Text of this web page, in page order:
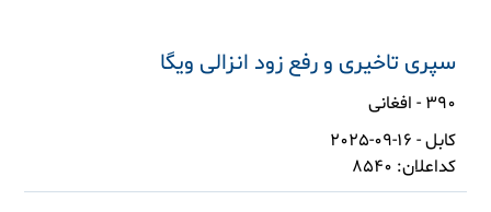
سپری تاخیری و رفع زود انزالی ویگا
390 - افغانی
کابل - 16-09-2025
کداعلان: 8540